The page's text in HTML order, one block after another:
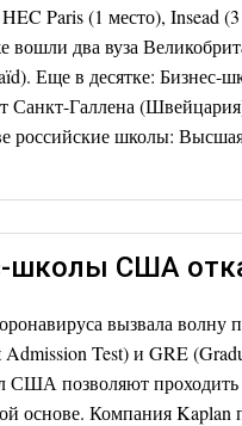
Paris (1 место), Insead
вошли два вуза
Еще в десятке: Бизнес-
Санкт-Галлена
российские школы:
школы США
вызвала волну
Admission Test) и GRE
США позволяют
основе. Компания